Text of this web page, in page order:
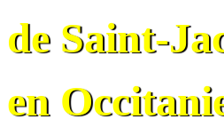
de Saint-
en